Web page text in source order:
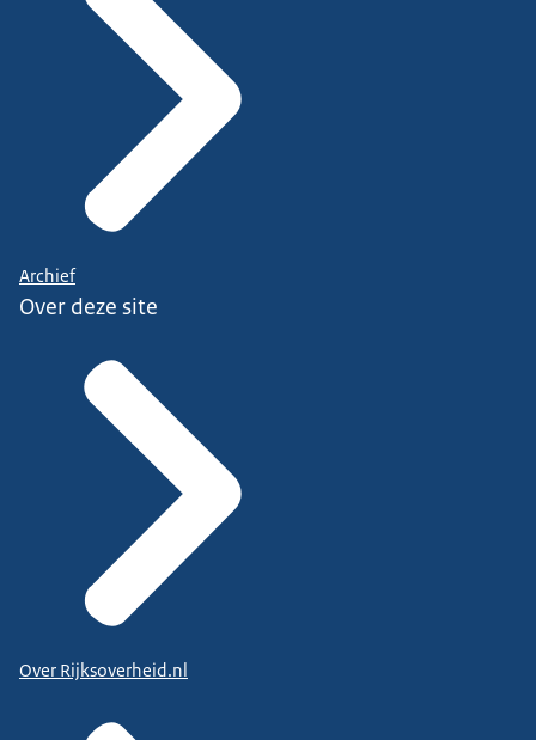
Archief
Over deze site
Over Rijksoverheid.nl